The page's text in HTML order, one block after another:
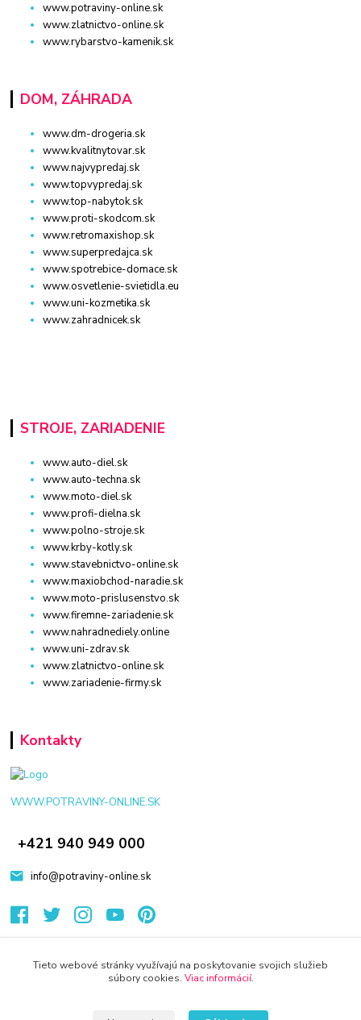
www.potraviny-online.sk
www.zlatnictvo-online.sk
www.rybarstvo-kamenik.sk
DOM, ZÁHRADA
www.dm-drogeria.sk
www.kvalitnytovar.sk
www.najvypredaj.sk
www.topvypredaj.sk
www.top-nabytok.sk
www.proti-skodcom.sk
www.retromaxishop.sk
www.superpredajca.sk
www.spotrebice-domace.sk
www.osvetlenie-svietidla.eu
www.uni-kozmetika.sk
www.zahradnicek.sk
STROJE, ZARIADENIE
www.auto-diel.sk
www.auto-techna.sk
www.moto-diel.sk
www.profi-dielna.sk
www.polno-stroje.sk
www.krby-kotly.sk
www.stavebnictvo-online.sk
www.maxiobchod-naradie.sk
www.moto-prislusenstvo.sk
www.firemne-zariadenie.sk
www.nahradnediely.online
www.uni-zdrav.sk
www.zlatnictvo-online.sk
www.zariadenie-firmy.sk
Kontakty
WWW.POTRAVINY-ONLINE.SK
+421 940 949 000
info@potraviny-online.sk
Tieto webové stránky využívajú na poskytovanie svojich služieb
súbory cookies. Viac informácií.